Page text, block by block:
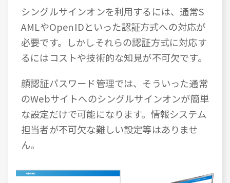
シングルサインオンを利用するには、通常S
AMLやOpenIDといった認証方式への対応が
必要です。しかしそれらの認証方式に対応す
るにはコストや技術的な知見が不可欠です。
顔認証パスワード管理では、そういった通常
のWebサイトへのシングルサインオンが簡単
な設定だけで可能になります。情報システム
担当者が不可欠な難しい設定等はありませ
ん。